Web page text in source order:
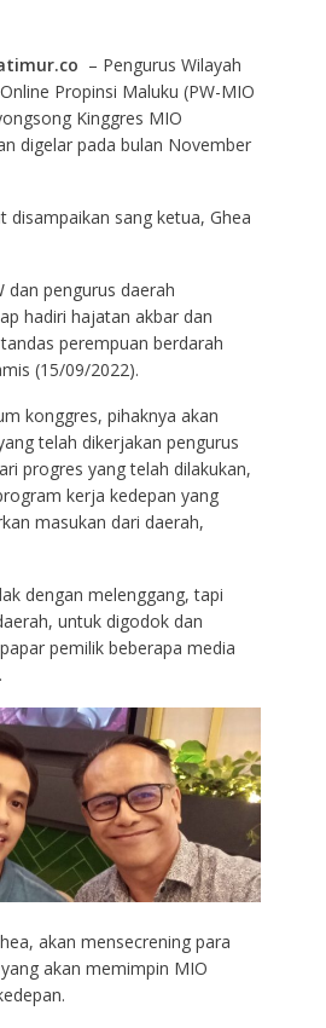
– Pengurus Wilayah
Propinsi Maluku (PW-MIO
Kinggres MIO
digelar pada bulan November
disampaikan sang ketua, Ghea
dan pengurus daerah
hadiri hajatan akbar dan
perempuan berdarah
(15/09/2022).
konggres, pihaknya akan
telah dikerjakan pengurus
progres yang telah dilakukan,
kerja kedepan yang
masukan dari daerah,
dengan melenggang, tapi
untuk digodok dan
pemilik beberapa media
akan mensecrening para
akan memimpin MIO